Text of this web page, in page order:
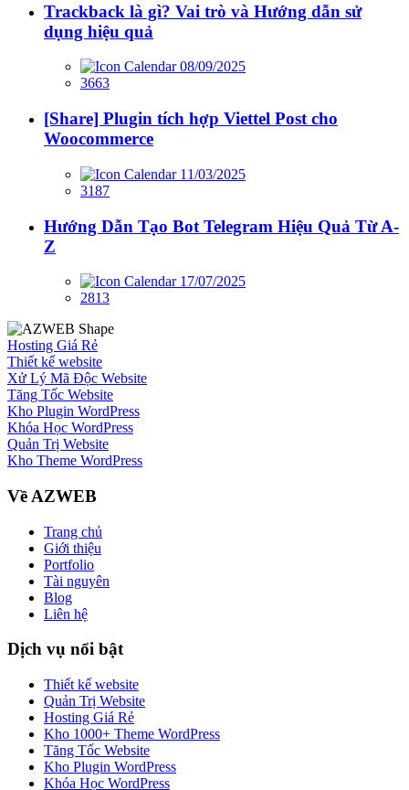
Trackback là gì? Vai trò và Hướng dẫn sử
dụng hiệu quả
08/09/2025
3663
[Share] Plugin tích hợp Viettel Post cho
Woocommerce
11/03/2025
3187
Hướng Dẫn Tạo Bot Telegram Hiệu Quả Từ A-
Z
17/07/2025
2813
Hosting Giá Rẻ
Thiết kế website
Xử Lý Mã Độc Website
Tăng Tốc Website
Kho Plugin WordPress
Khóa Học WordPress
Quản Trị Website
Kho Theme WordPress
Về AZWEB
Trang chủ
Giới thiệu
Portfolio
Tài nguyên
Blog
Liên hệ
Dịch vụ nổi bật
Thiết kế website
Quản Trị Website
Hosting Giá Rẻ
Kho 1000+ Theme WordPress
Tăng Tốc Website
Kho Plugin WordPress
Khóa Học WordPress